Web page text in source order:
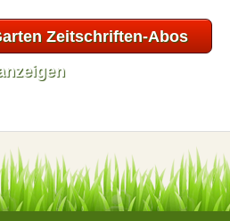
Zeitschriften-Abos